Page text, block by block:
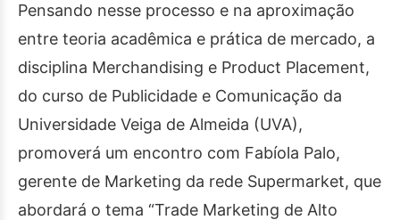
Pensando nesse processo e na aproximação
entre teoria acadêmica e prática de mercado, a
disciplina Merchandising e Product Placement,
do curso de Publicidade e Comunicação da
Universidade Veiga de Almeida (UVA),
promoverá um encontro com Fabíola Palo,
gerente de Marketing da rede Supermarket, que
abordará o tema “Trade Marketing de Alto